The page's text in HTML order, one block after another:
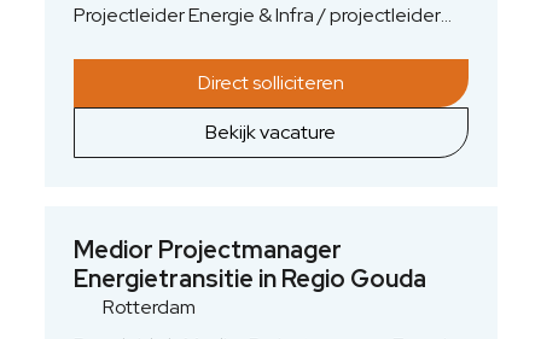
Projectleider Energie & Infra / projectleider
energietransitie. Je begeleidt laag- en
middenspanningsprojecten van ontwerp tot
oplevering, bewaakt planning, budget en
kwaliteit en borgt naleving van NEN-normen.
segment Energie & Infra-opslag, met eigen
team en portefeuille. Zo combineer je
inhoudelijke elektrotechniek met
gestructureerd projectmanagement en
Direct solliciteren
Bekijk vacature
Medior Projectmanager
Energietransitie in Regio Gouda
Rotterdam